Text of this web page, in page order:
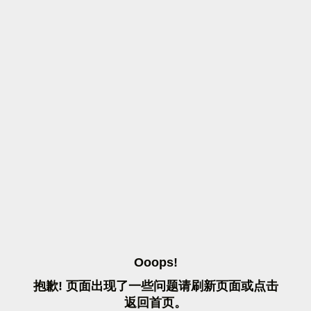
OOOPS!
抱歉! 页面出现了一些问题请刷 新页面或点击
返 回首页。